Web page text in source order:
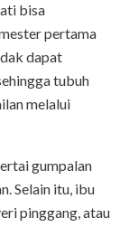
bisa
pertama
dapat
tubuh
melalui
gumpalan
Selain itu, ibu
pinggang, atau